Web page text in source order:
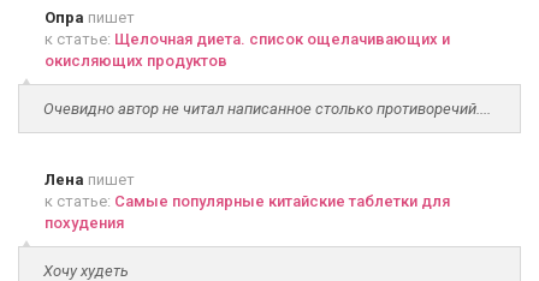
Опра пишет
к статье: Щелочная диета. список ощелачивающих и
окисляющих продуктов
Очевидно автор не читал написанное столько противоречий....
Лена пишет
к статье: Самые популярные китайские таблетки для
похудения
Хочу худеть